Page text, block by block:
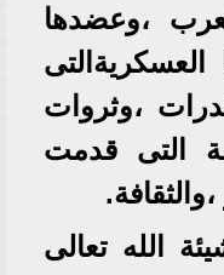
،وعضدها
العسكريةالتى
،وثروات
التى قدمت
الله تعالى